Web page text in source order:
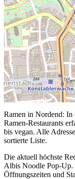
Ramen in Nordend:
Ramen-Restaurants
bis vegan. Alle
sortierte Liste.
Die aktuell höchste
Albis Noodle Pop-
Öffnungszeiten und